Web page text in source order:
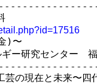
)〜
ー研究センター
の現在と未来〜